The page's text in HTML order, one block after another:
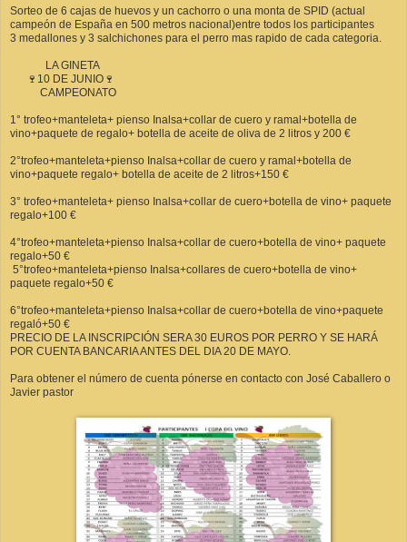
Sorteo de 6 cajas de huevos y un cachorro o una monta de SPID (actual
campeón de España en 500 metros nacional)entre todos los participantes
3 medallones y 3 salchichones para el perro mas rapido de cada categoria.
LA GINETA
🍷10 DE JUNIO🍷
CAMPEONATO
1° trofeo+manteleta+ pienso Inalsa+collar de cuero y ramal+botella de
vino+paquete de regalo+ botella de aceite de oliva de 2 litros y 200 €
2°trofeo+manteleta+pienso Inalsa+collar de cuero y ramal+botella de
vino+paquete regalo+ botella de aceite de 2 litros+150 €
3° trofeo+manteleta+ pienso Inalsa+collar de cuero+botella de vino+ paquete
regalo+100 €
4°trofeo+manteleta+pienso Inalsa+collar de cuero+botella de vino+ paquete
regalo+50 €
5°trofeo+manteleta+pienso Inalsa+collares de cuero+botella de vino+
paquete regalo+50 €
6°trofeo+manteleta+pienso Inalsa+collar de cuero+botella de vino+paquete
regaló+50 €
PRECIO DE LA INSCRIPCIÓN SERA 30 EUROS POR PERRO Y SE HARÁ
POR CUENTA BANCARIA ANTES DEL DIA 20 DE MAYO.
Para obtener el número de cuenta pónerse en contacto con José Caballero o
Javier pastor